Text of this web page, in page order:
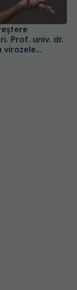
Prof. univ. dr.
virozele
simptomatic